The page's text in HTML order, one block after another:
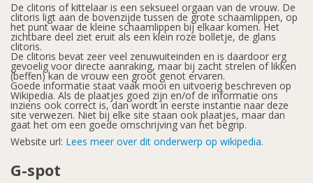
De clitoris of kittelaar is een seksueel orgaan van de vrouw. De
clitoris ligt aan de bovenzijde tussen de grote schaamlippen, op
het punt waar de kleine schaamlippen bij elkaar komen. Het
zichtbare deel ziet eruit als een klein roze bolletje, de glans
clitoris.
De clitoris bevat zeer veel zenuwuiteinden en is daardoor erg
gevoelig voor directe aanraking, maar bij zacht strelen of likken
(beffen) kan de vrouw een groot genot ervaren.
Goede informatie staat vaak mooi en uitvoerig beschreven op
Wikipedia. Als de plaatjes goed zijn en/of de informatie ons
inziens ook correct is, dan wordt in eerste instantie naar deze
site verwezen. Niet bij elke site staan ook plaatjes, maar dan
gaat het om een goede omschrijving van het begrip.
Website url: Lees meer over dit onderwerp op wikipedia.
G-spot